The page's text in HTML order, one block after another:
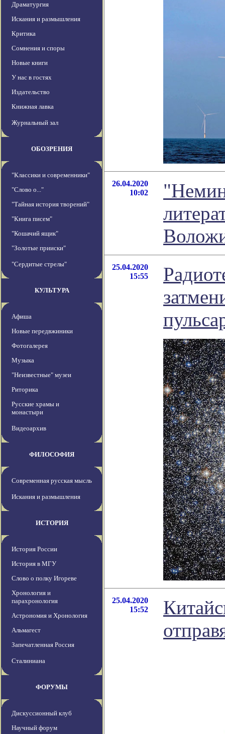
Драматургия
Искания и размышления
Критика
Сомнения и споры
Новые книги
У нас в гостях
Издательство
Книжная лавка
Журнальный зал
ОБОЗРЕНИЯ
"Классики и современники"
"Слово о..."
"Тайная история творений"
"Книга писем"
"Кошачий ящик"
"Золотые прииски"
"Сердитые стрелы"
КУЛЬТУРА
Афиша
Новые передвжиники
Фотогалерея
Музыка
"Неизвестные" музеи
Риторика
Русские храмы и
монастыри
Видеоархив
ФИЛОСОФИЯ
Современная русская мысль
Искания и размышления
ИСТОРИЯ
История России
История в МГУ
Слово о полку Игореве
Хронология и
парахронология
Астрономия и Хронология
Альмагест
Запечатленная Россия
Сталиниана
ФОРУМЫ
Дискуссионный клуб
Научный форум
26.04.2020
10:02
25.04.2020
15:55
25.04.2020
15:52